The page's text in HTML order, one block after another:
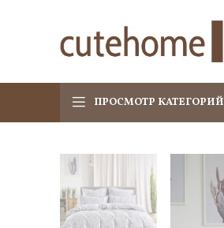
ПРОСМОТР КАТЕГОРИЙ